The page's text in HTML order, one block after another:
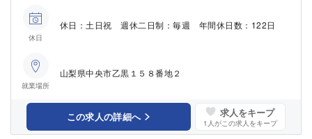
休日
休日：土日祝 週休二日制：毎週 年間休日数：122日
就業場所
山梨県中央市乙黒１５８番地２
この求人の詳細へ 求人をキープ
1 人がこの求人をキープ